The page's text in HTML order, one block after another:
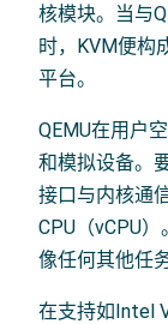
核模块。当与
时，KVM便构
平台。
QEMU在用户
和模拟设备。
接口与内核通
CPU（vCPU
像任何其他任
在支持如Intel